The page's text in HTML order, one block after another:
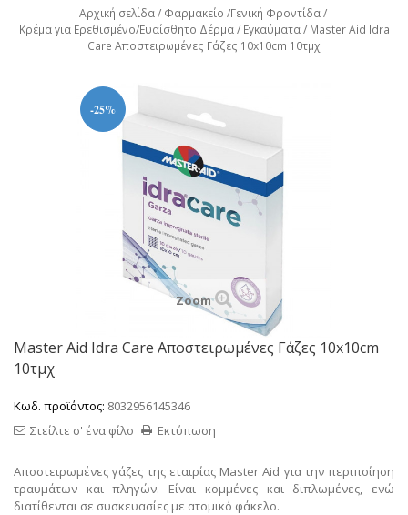
Αρχική σελίδα Φαρμακείο Γενική Φροντίδα
Κρέμα για Ερεθισμένο/Ευαίσθητο Δέρμα
Εγκαύματα
Master Aid Idra
Care Αποστειρωμένες Γάζες 10x10cm 10τμχ
-25%
Zoom
Master Aid Idra Care Αποστειρωμένες Γάζες 10x10cm
10τμχ
Κωδ. προϊόντος: 8032956145346
Εκτύπωση
Στείλτε σ' ένα φίλο
Αποστειρωμένες γάζες της εταιρίας Master Aid για την περιποίηση
τραυμάτων και πληγών. Είναι κομμένες και διπλωμένες, ενώ
διατίθενται σε συσκευασίες με ατομικό φάκελο.